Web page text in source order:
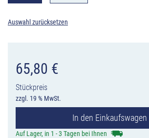
Auswahl zurücksetzen
65,80 €
Stückpreis
zzgl. 19 % MwSt.
In den Einkaufswagen
Auf Lager, in 1 - 3 Tagen bei Ihnen